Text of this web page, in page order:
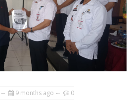
9 months ago 0